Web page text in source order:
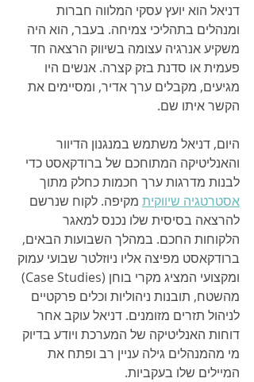
דניאל הוא יועץ עסקי המלווה חברות
ומנהלים בתהליכי צמיחה. בעבר, הוא היה
משקיע אנרגיה עצומה בשיווק הרצאה חד
פעמית או סדנת בזק קצרה. אנשים היו
מגיעים, מקבלים ערך אדיר, ומסיימים את
הקשר איתו שם.
היום, דניאל משתמש במנגנון הדיוור
והאנליטיקה המתוחכם של ברודקאסט כדי
לבנות מדרגות ערך חכמות כחלק מתוך
אסטרטגיה שיווקית מקיפה. לקוח שנרשם
להרצאה בסיסית שלו נכנס למאגר
הלקוחות החכם. במהלך השבועות הבאים,
ברודקאסט מפיצה אליו ניוזלטר שבועי עמוק
ומקצועי המציג מקרי בוחן (Case Studies)
מהשטח, תובנות ניהוליות וכלים פרקטיים
לניהול תזרים מזומנים. דניאל עוקב אחר
דוחות האנליטיקה של המערכת ויודע בדיוק
מי מהמנהלים גילה עניין רב ופתח את
המיילים שלו בעקביות.